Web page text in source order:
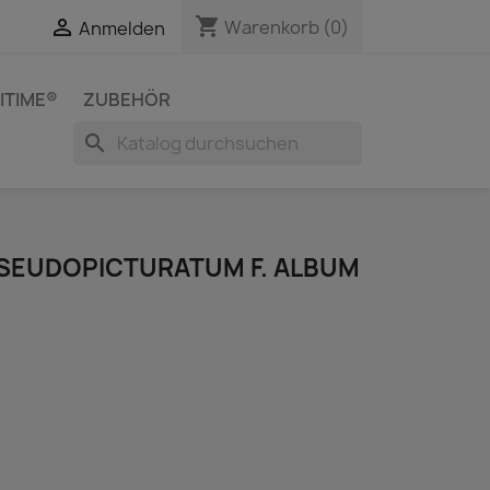
 Anmelden shopping_cart Warenkorb (0)
ZUBEHÖR
search
F. ALBUM